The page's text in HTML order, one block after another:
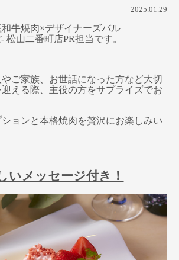
2025.01.29
牛焼肉×デザイナーズバル
山二番町店PR担当です。
ご家族、お世話になった方など大切
える際、主役の方をサプライズでお
ョンと本格焼肉を贅沢にお楽しみい
いメッセージ付き！